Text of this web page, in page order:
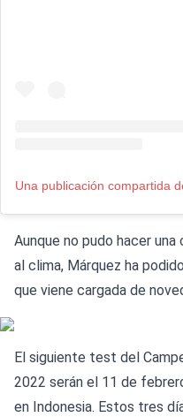
Aunque no pudo hacer
al clima, Márquez ha
que viene cargada de
El siguiente test del
2022 serán el 11 de
en Indonesia. Estos tres